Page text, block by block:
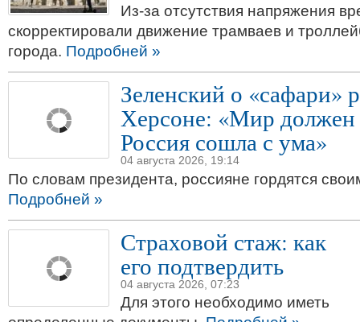
Из-за отсутствия напряжения
скорректировали движение трамваев и
города. Подробней »
Зеленский о «сафари»
Херсоне: «Мир должен
Россия сошла с ума»
04 августа 2026, 19:14
По словам президента, россияне гордятся
Подробней »
Страховой стаж: как
его подтвердить
04 августа 2026, 07:23
Для этого необходимо иметь